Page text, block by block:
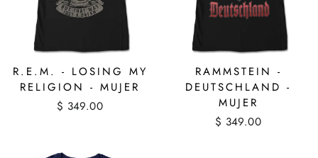
R.E.M. - LOSING MY
RELIGION - MUJER
$ 349.00
RAMMSTEIN -
DEUTSCHLAND -
MUJER
$ 349.00